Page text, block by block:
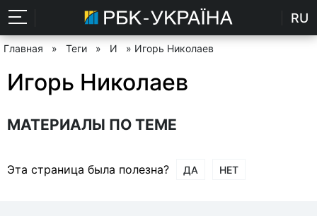
RU
Главная » Теги » И » Игорь Николаев
Игорь Николаев
МАТЕРИАЛЫ ПО ТЕМЕ
Эта страница была полезна? ДА НЕТ